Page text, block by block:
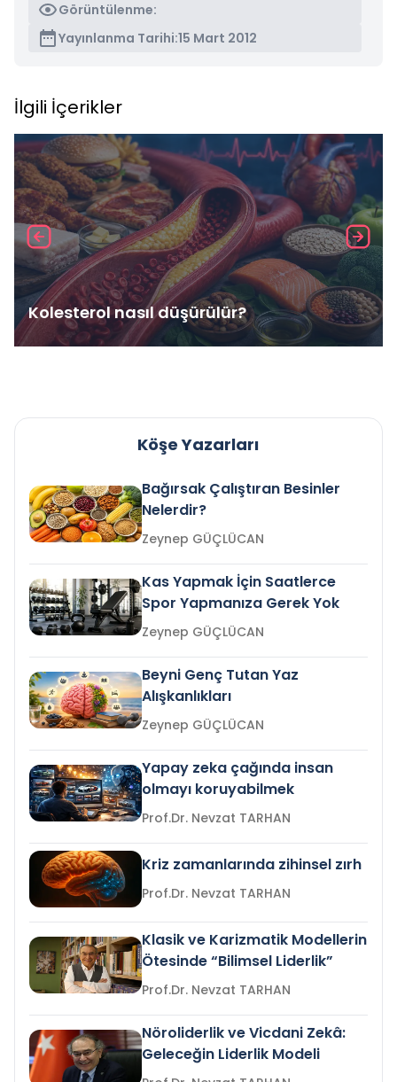
Görüntülenme:
Yayınlanma Tarihi:15 Mart 2012
İlgili İçerikler
Kolesterol nasıl düşürülür?
Köşe Yazarları
Bağırsak Çalıştıran Besinler
Nelerdir?
Zeynep GÜÇLÜCAN
Kas Yapmak İçin Saatlerce
Spor Yapmanıza Gerek Yok
Zeynep GÜÇLÜCAN
Beyni Genç Tutan Yaz
Alışkanlıkları
Zeynep GÜÇLÜCAN
Yapay zeka çağında insan
olmayı koruyabilmek
Prof.Dr. Nevzat TARHAN
Kriz zamanlarında zihinsel zırh
Prof.Dr. Nevzat TARHAN
Klasik ve Karizmatik Modellerin
Ötesinde “Bilimsel Liderlik”
Prof.Dr. Nevzat TARHAN
Nöroliderlik ve Vicdani Zekâ:
Geleceğin Liderlik Modeli